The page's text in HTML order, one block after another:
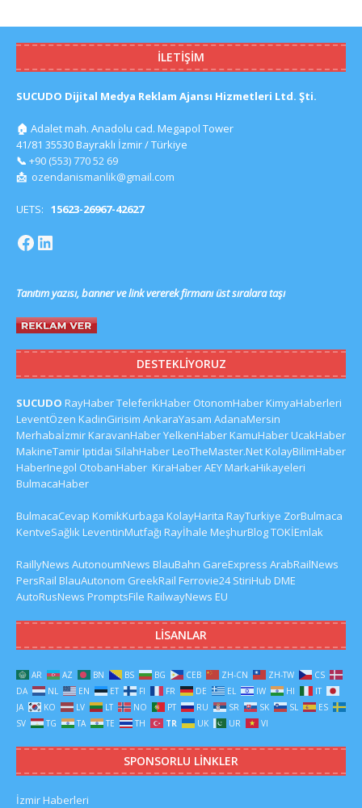
İLETIŞIM
SUCUDO Dijital Medya Reklam Ajansı Hizmetleri Ltd. Şti.
🏠 Adalet mah. Anadolu cad. Megapol Tower
41/81 35530 Bayraklı İzmir / Türkiye
📞 +90 (553) 770 52 69
📩 ozendanismanlik@gmail.com
UETS: 15623-26967-42627
Tanıtım yazısı, banner ve link vererek firmanı üst sıralara taşı
DESTEKLIYORUZ
SUCUDO RayHaberTeleferikHaber OtonomHaberKimyaHaberleri
LeventÖzen KadinGirisim AnkaraYasam AdanaMersin
MerhabaİzmirKaravanHaberYelkenHaberKamuHaberUcakHaber
MakineTamirIptidai SilahHaberLeoTheMaster.NetKolayBilimHaber
HaberInegol OtobanHaber KiraHaberAEYMarkaHikayeleri
BulmacaHaber
BulmacaCevap KomikKurbaga KolayHarita RayTurkiye ZorBulmaca
KentveSağlıkLeventinMutfağı Rayİhale MeşhurBlogTOKİEmlak
RaillyNews AutonoumNews BlauBahn GareExpress ArabRailNews
PersRail BlauAutonom GreekRail Ferrovie24 StiriHub DME
AutoRusNews PromptsFile RailwayNews EU
LISANLAR
AR AZ BN BS BG CEB ZH-CN ZH-TW
CS
DA
NL EN ET FI FR DE EL IW HI
IT
JA
KO LV LT NO PT RU SR SK SL
ES
SV
TG TA TE TH TR UK UR VI
SPONSORLU LINKLER
İzmir Haberleri